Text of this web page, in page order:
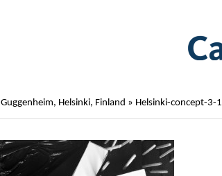
Guggenheim, Helsinki, Finland » Helsinki-concept-3-